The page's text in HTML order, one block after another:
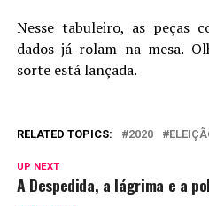
Nesse tabuleiro, as peças
dados já rolam na mesa.
sorte está lançada.
RELATED TOPICS: 2020
UP NEXT
A Despedida, a lágrima e a